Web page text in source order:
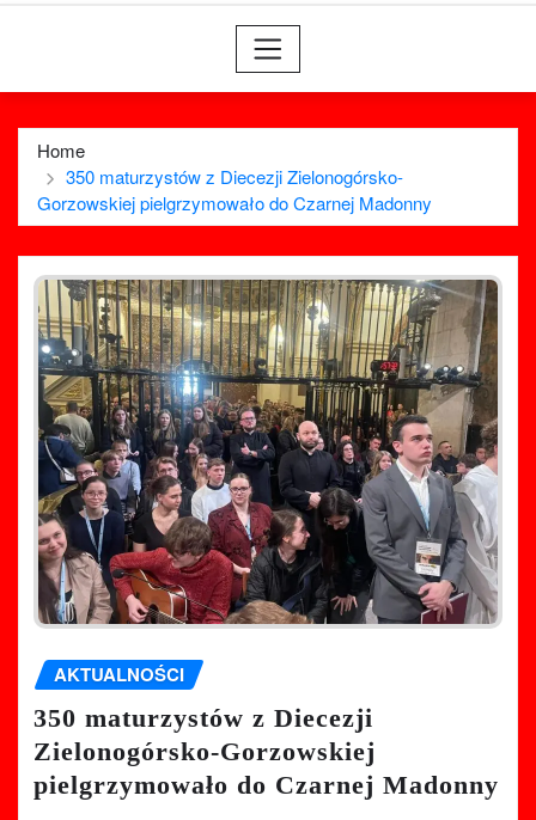
Home
350 maturzystów z Diecezji Zielonogórsko-
Gorzowskiej pielgrzymowało do Czarnej Madonny
AKTUALNOŚCI
350 maturzystów z Diecezji
Zielonogórsko-Gorzowskiej
pielgrzymowało do Czarnej Madonny